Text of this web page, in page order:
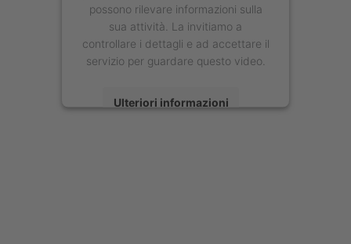
possono rilevare informazioni sulla
sua attività. La invitiamo a
controllare i dettagli e ad accettare il
servizio per guardare questo video.
Ulteriori informazioni